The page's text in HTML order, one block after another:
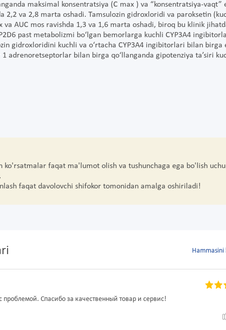
maksimal konsentratsiya (C max ) va “konsentratsiya-vaqt”
2,2 va 2,8 marta oshadi. Tamsulozin gidroxloridi va paroksetin
va AUC mos ravishda 1,3 va 1,6 marta oshadi, biroq bu klinik
past metabolizmi bo‘lgan bemorlarga kuchli CYP3A4
gidroxloridini kuchli va o‘rtacha CYP3A4 ingibitorlari bilan birga
1 adrenoretseptorlar bilan birga qo‘llanganda gipotenziya ta’siri
ko'rsatmalar faqat ma'lumot olish va tushunchaga ega bo'lish
faqat davolovchi shifokor tomonidan amalga oshiriladi!
проблемой. Спасибо за качественный товар и сервис!